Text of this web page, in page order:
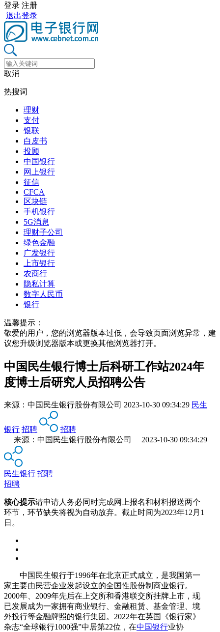
登录 注册
退出登录
取消
热搜词
理财
支付
银联
白皮书
投顾
中国银行
网上银行
征信
CFCA
区块链
手机银行
5G消息
理财子公司
绿色金融
广发银行
上市银行
农商行
隐私计算
数字人民币
银行
温馨提示：
敬爱的用户，您的浏览器版本过低，会导致页面浏览异常，建
议您升级浏览器版本或更换其他浏览器打开。
中国民生银行博士后科研工作站2024年
度博士后研究人员招聘公告
来源： 中国民生银行股份有限公司 2023-10-30 09:34:29 民生
银行 招聘
招聘
来源：中国民生银行股份有限公司 2023-10-30 09:34:29
民生银行 招聘
招聘
核心提示请申请人务必同时完成网上报名和材料报送两个
环节，环节缺失将视为自动放弃。截止时间为2023年12月1
日。
中国民生银行于1996年在北京正式成立，是我国第一
家主要由民营企业发起设立的全国性股份制商业银行。
2000年、2009年先后在上交所和香港联交所挂牌上市，现
已发展成为一家拥有商业银行、金融租赁、基金管理、境
外投行等金融牌照的银行集团。2022年在英国《银行家》
杂志“全球银行1000强”中居第22位，在中国银行业协